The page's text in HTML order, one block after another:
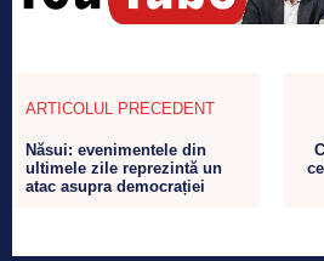
ARTICOLUL PRECEDENT
Năsui: evenimentele din
ultimele zile reprezintă un
atac asupra democrației